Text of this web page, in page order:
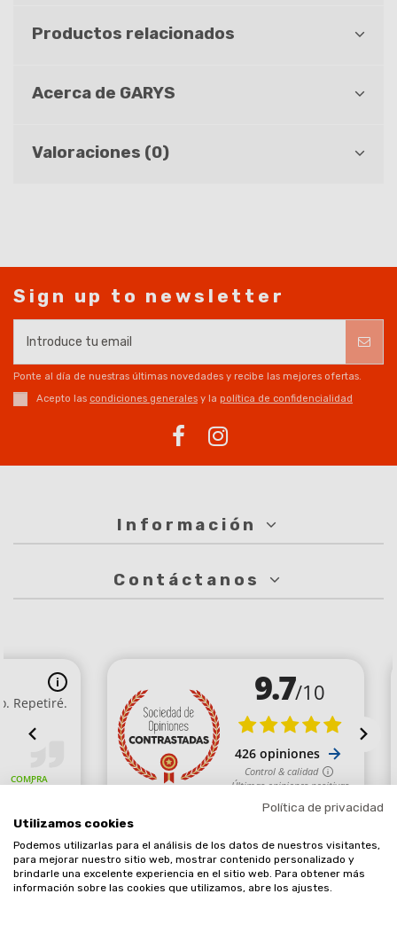
Productos relacionados
Acerca de GARYS
Valoraciones (0)
Sign up to newsletter
Ponte al día de nuestras últimas novedades y recibe las mejores ofertas.
Acepto las condiciones generales y la política de confidencialidad
Información
Contáctanos
Comerciante aprobado por la Sociedad de Opiniones Contrastadas,
haga clic aquí para mostrar el certificado.
Política de privacidad
Utilizamos cookies
Podemos utilizarlas para el análisis de los datos de nuestros visitantes,
para mejorar nuestro sitio web, mostrar contenido personalizado y
brindarle una excelente experiencia en el sitio web. Para obtener más
información sobre las cookies que utilizamos, abre los ajustes.